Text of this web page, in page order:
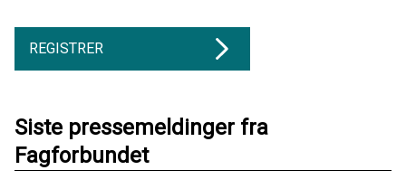
REGISTRER
Siste pressemeldinger fra
Fagforbundet